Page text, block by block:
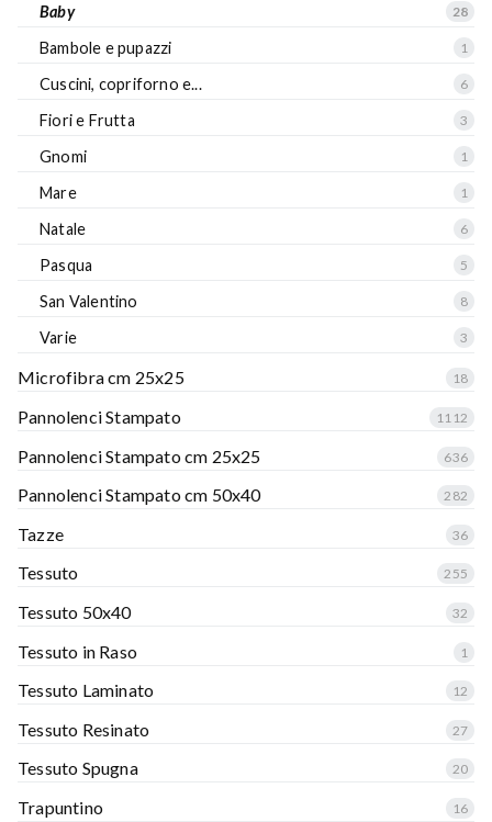
Baby 28
Bambole e pupazzi 1
Cuscini, copriforno e... 6
Fiori e Frutta 3
Gnomi 1
Mare 1
Natale 6
Pasqua 5
San Valentino 8
Varie 3
Microfibra cm 25x25 18
Pannolenci Stampato 1112
Pannolenci Stampato cm 25x25 636
Pannolenci Stampato cm 50x40 282
Tazze 36
Tessuto 255
Tessuto 50x40 32
Tessuto in Raso 1
Tessuto Laminato 12
Tessuto Resinato 27
Tessuto Spugna 20
Trapuntino 16